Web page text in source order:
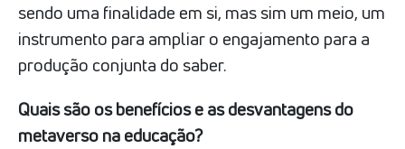
sendo uma finalidade em si, mas sim um meio, um
instrumento para ampliar o engajamento para a
produção conjunta do saber.
Quais são os benefícios e as desvantagens do
metaverso na educação?